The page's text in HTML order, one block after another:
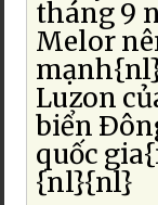
tháng 9
Melor
Luzon
biển
quốc
{nl}{nl}